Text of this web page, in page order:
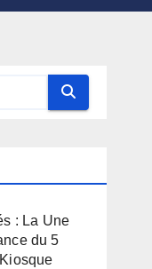
: La Une
du 5